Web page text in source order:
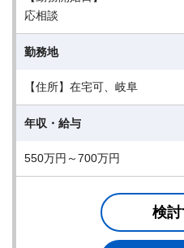
応相談
勤務地
【住所】在宅可、岐阜
年収・給与
550万円～700万円
検